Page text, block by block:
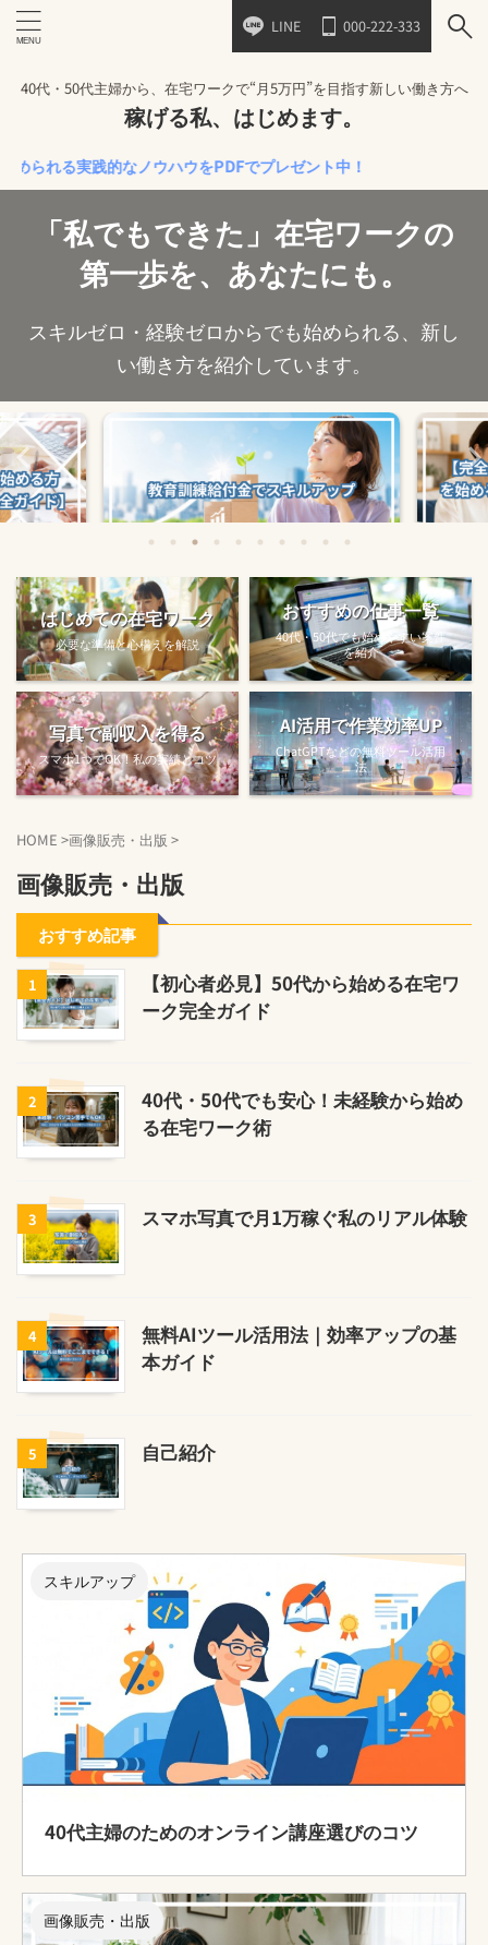
LINE 000-222-333
40代・50代主婦から、在宅ワークで“月5万円”を目指す新しい働き方へ
稼げる私、はじめます。
る実践的なノウハウをPDFでプレゼント中！
「私でもできた」在宅ワークの
第一歩を、あなたにも。
スキルゼロ・経験ゼロからでも始められる、新し
い働き方を紹介しています。
る方法
教育訓練給付金で賢くスキルアップする
方法【主婦でも使え...
【完全ガ
はじめての在宅ワーク
必要な準備と心構えを解説
おすすめの仕事一覧
40代・50代でも始めやすい案件
を紹介
写真で副収入を得る
スマホ1つでOK！私の実績とコツ
AI活用で作業効率UP
ChatGPTなどの無料ツール活用
法
HOME >画像販売・出版 >
画像販売・出版
おすすめ記事
1
【初心者必見】50代から始める在宅ワ
ーク完全ガイド
2
40代・50代でも安心！未経験から始め
る在宅ワーク術
3 スマホ写真で月1万稼ぐ私のリアル体験
4
無料AIツール活用法｜効率アップの基
本ガイド
5 自己紹介
スキルアップ
40代主婦のためのオンライン講座選びのコツ
画像販売・出版